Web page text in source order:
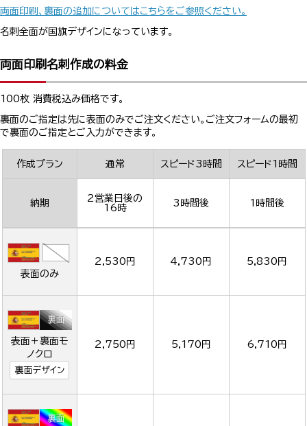
両面印刷、裏面の追加についてはこちらをご参照ください。
名刺全面が国旗デザインになっています。
両面印刷名刺作成の料金
100枚 消費税込み価格です。
裏面のご指定は先に表面のみでご注文ください。ご注文フォームの最初
で裏面のご指定とご入力ができます。
作成プラン 通常 スピード3時間 スピード1時間
納期
2営業日後の
16時
3時間後 1時間後
表面のみ
2,530円 4,730円 5,830円
表面＋裏面モ
ノクロ
裏面デザイン
2,750円 5,170円 6,710円